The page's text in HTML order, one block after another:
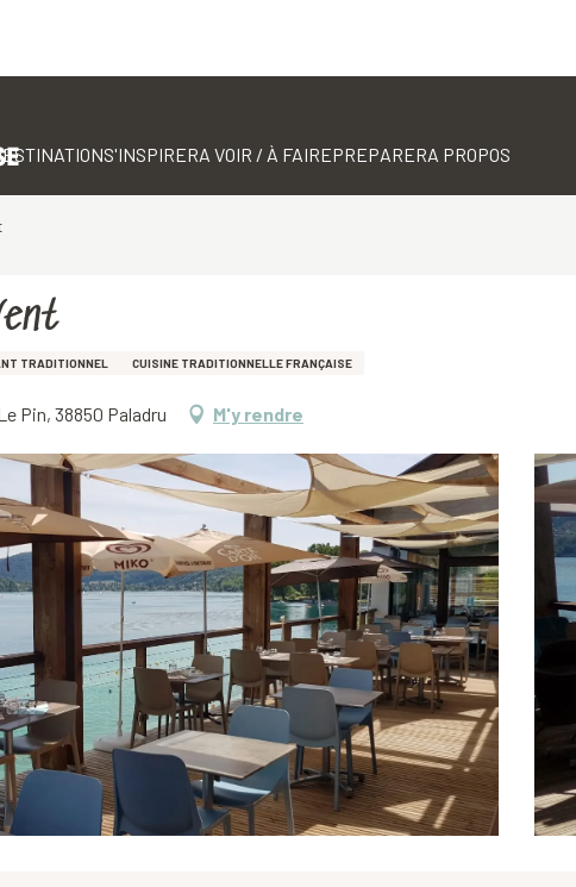
S'INSPIRERA VOIR / À FAIREPREPARERA PROPOS
TRADITIONNEL CUISINE TRADITIONNELLE FRANÇAISE
Pin, 38850 Paladru M'y rendre